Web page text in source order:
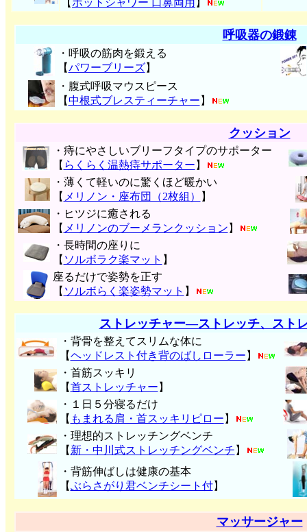
【 ホットシャワー 口鼻両用 】
呼吸器の鍛錬
・呼吸の筋肉を鍛える
【パワーブリーズ】
・腹式呼吸マウスピース
【中根式ブレスティーチャー 】
クッション
・痔にやさしいブリーフタイプのサポーター
【 らくらく温熱痔サポーター 】
・薄くて軽いのに驚くほど暖かい
【 メリノン・座布団（2枚組）
】
・ヒツジに癒される
【 メリノンのブーメランクッション 】
・長時間の座りに
【 ソルボラク楽マット 】
座るだけで姿勢を正す
【 ソルボらく楽姿勢マット 】
ストレッチャー―ストレッチ、スト
・背骨を整えてスリムな体に
【ヘッドレスト付き背のばしローラー 】
・首筋スッキリ
【首ストレッチャー 】
・１日５分寝るだけ
【 もまれる肩・首スッキリピロー 】
・理想的ストレッチングベンチ
【 新・中川式ストレッチングベンチ 】
・背筋伸ばしは健康の基本
【ぶらさがり君ベンチシート付】
マッサージャー